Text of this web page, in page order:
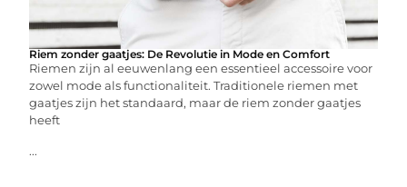
Riem zonder gaatjes: De Revolutie in Mode en Comfort
Riemen zijn al eeuwenlang een essentieel accessoire voor
zowel mode als functionaliteit. Traditionele riemen met
gaatjes zijn het standaard, maar de riem zonder gaatjes
heeft
...